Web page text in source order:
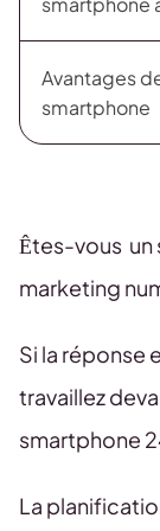
Avantages
smartphone
Êtes-vous un
marketing
Si la réponse
travaillez
smartphone
La